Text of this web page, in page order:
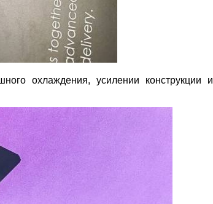
охлаждения, усилении конструкции и